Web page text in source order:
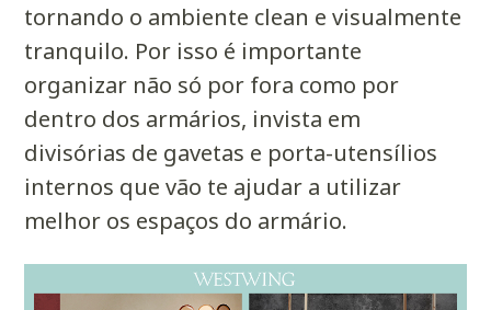
tornando o ambiente clean e visualmente
tranquilo. Por isso é importante
organizar não só por fora como por
dentro dos armários, invista em
divisórias de gavetas e porta-utensílios
internos que vão te ajudar a utilizar
melhor os espaços do armário.